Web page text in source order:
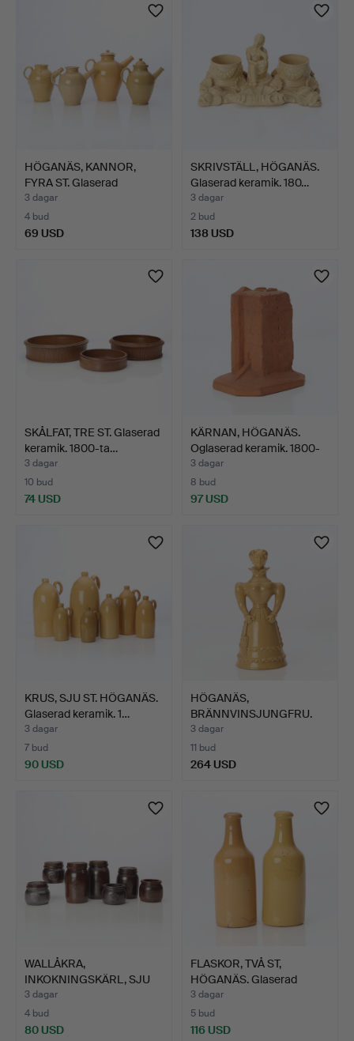
HÖGANÄS, KANNOR,
FYRA ST. Glaserad
keramik…
3 dagar
4 bud
69 USD
SKRIVSTÄLL, HÖGANÄS.
Glaserad keramik. 180…
3 dagar
2 bud
138 USD
SKÅLFAT, TRE ST. Glaserad
keramik. 1800-ta…
3 dagar
10 bud
74 USD
KÄRNAN, HÖGANÄS.
Oglaserad keramik. 1800-
t…
3 dagar
8 bud
97 USD
KRUS, SJU ST. HÖGANÄS.
Glaserad keramik. 1…
3 dagar
7 bud
90 USD
HÖGANÄS,
BRÄNNVINSJUNGFRU.
Glaserad kerami…
3 dagar
11 bud
264 USD
WALLÅKRA,
INKOKNINGSKÄRL, SJU
ST MED FEM S…
3 dagar
4 bud
80 USD
FLASKOR, TVÅ ST,
HÖGANÄS. Glaserad
keramik…
3 dagar
5 bud
116 USD